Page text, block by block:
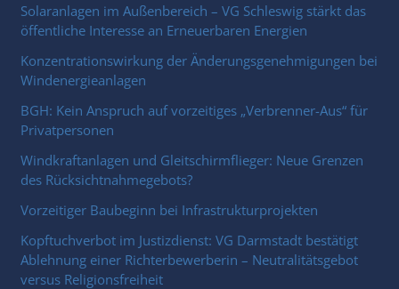
Solaranlagen im Außenbereich – VG Schleswig stärkt das
öffentliche Interesse an Erneuerbaren Energien
Konzentrationswirkung der Änderungsgenehmigungen bei
Windenergieanlagen
BGH: Kein Anspruch auf vorzeitiges „Verbrenner-Aus“ für
Privatpersonen
Windkraftanlagen und Gleitschirmflieger: Neue Grenzen
des Rücksichtnahmegebots?
Vorzeitiger Baubeginn bei Infrastrukturprojekten
Kopftuchverbot im Justizdienst: VG Darmstadt bestätigt
Ablehnung einer Richterbewerberin – Neutralitätsgebot
versus Religionsfreiheit